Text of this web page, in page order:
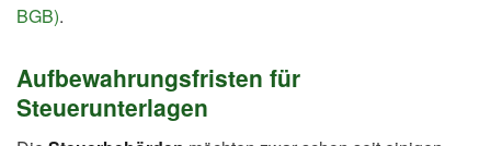
BGB).
Aufbewahrungsfristen für
Steuerunterlagen